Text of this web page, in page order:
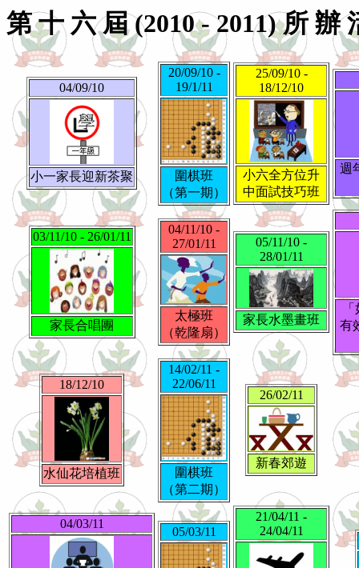
第 十 六 屆 (2010 - 2011) 所 辦
04/09/10
小一家長迎新茶聚
20/09/10 -
19/1/11
圍棋班
（第一期）
25/09/10 -
18/12/10
小六全方位升
中面試技巧班
週
03/11/10 - 26/01/11
家長合唱團
04/11/10 -
27/01/11
太極班
（乾隆扇）
05/11/10 -
28/01/11
家長水墨畫班
有
18/12/10
水仙花培植班
14/02/11 -
22/06/11
圍棋班
（第二期）
26/02/11
新春郊遊
04/03/11
05/03/11
21/04/11 -
24/04/11